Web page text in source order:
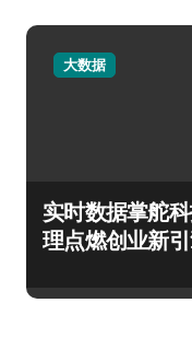
大数据
实时数据掌舵
理点燃创业新